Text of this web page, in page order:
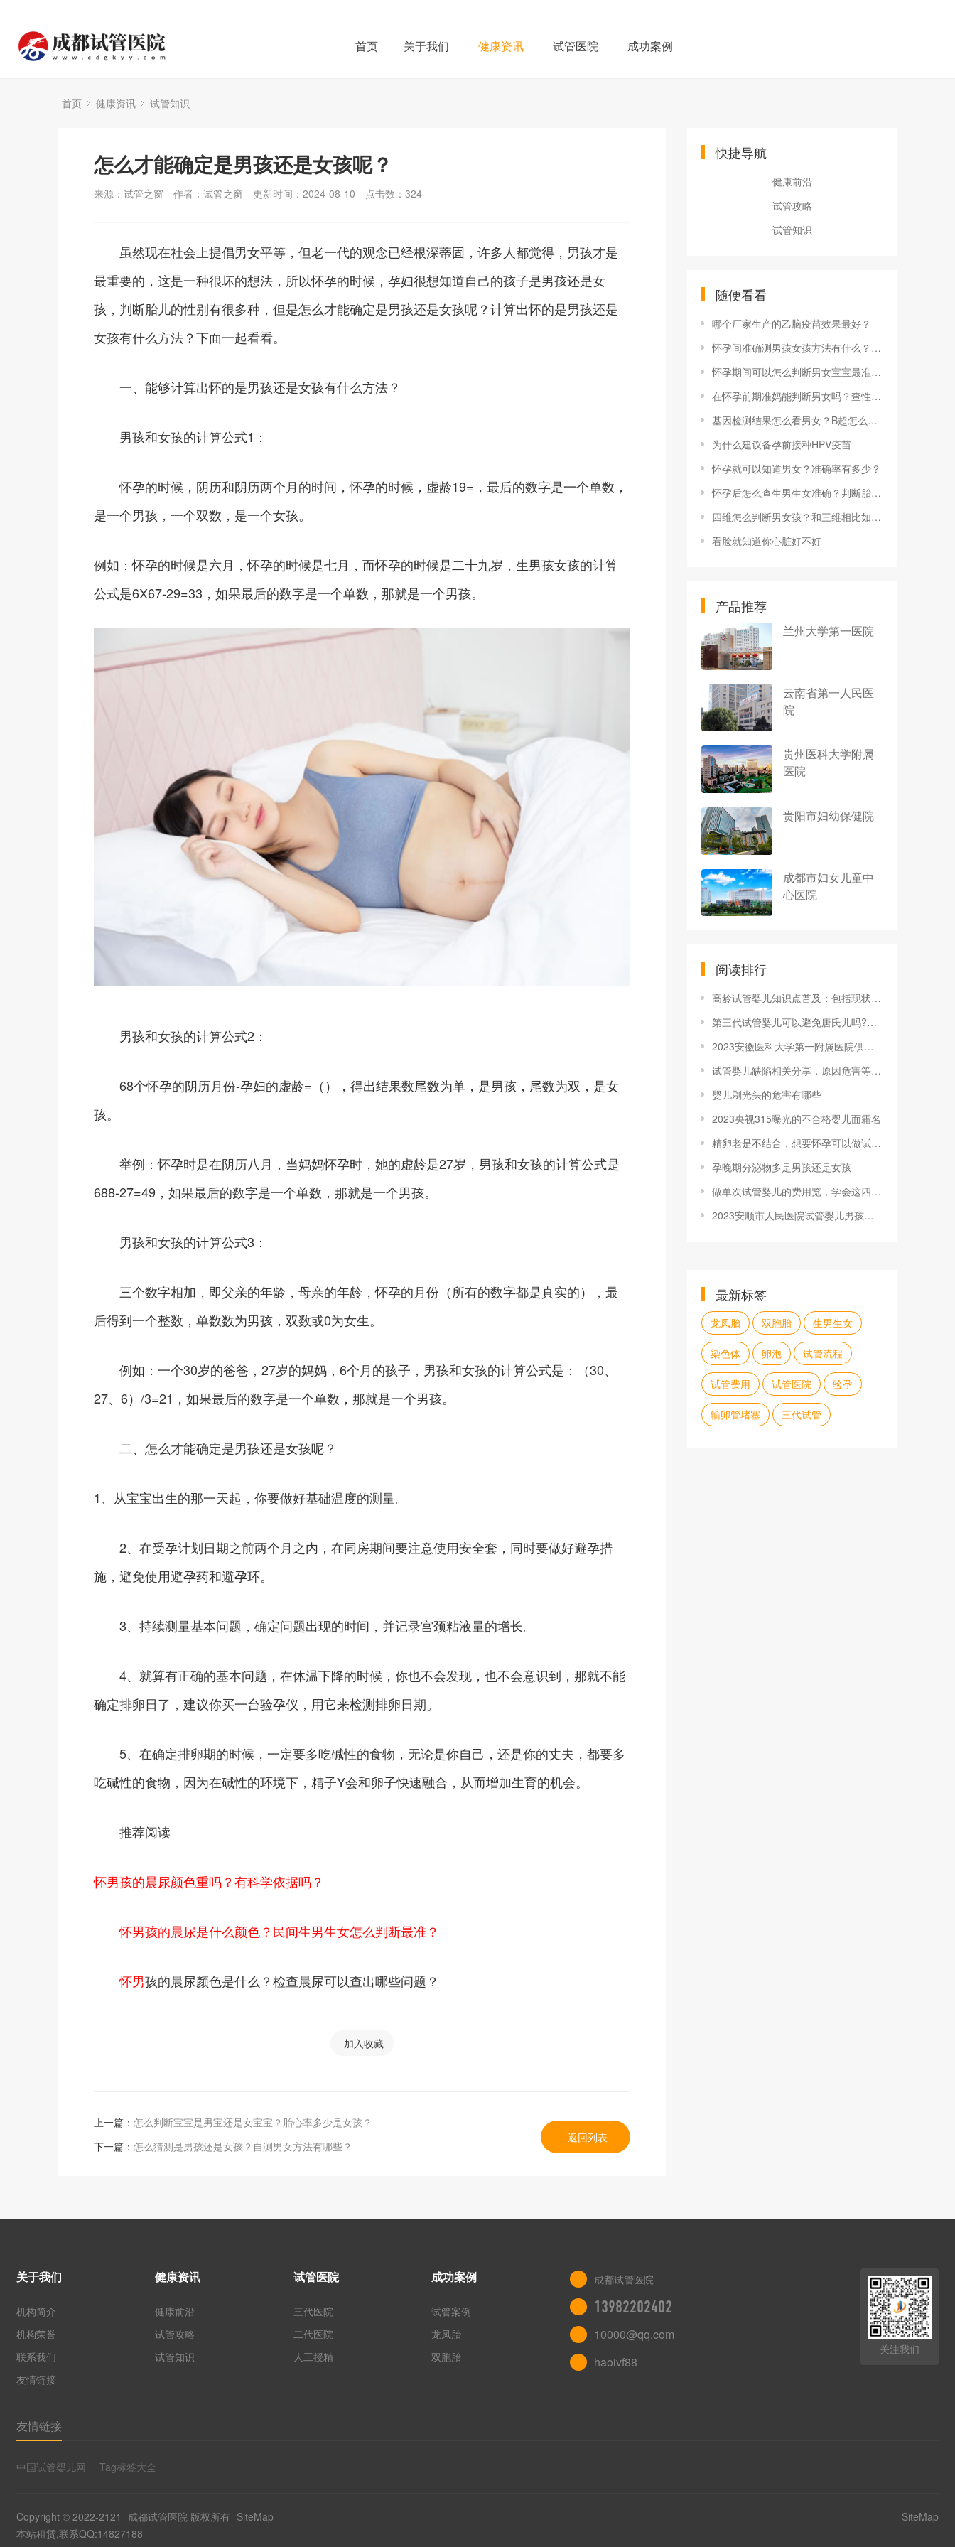
首页 关于我们 健康资讯 试管医院 成功案例
首页 健康资讯 试管知识
怎么才能确定是男孩还是女孩呢？
来源：试管之窗 作者：试管之窗 更新时间：2024-08-10 点击数： 324
虽然现在社会上提倡男女平等，但老一代的观念已经根深蒂固，许多人都觉得，男孩才是
最重要的，这是一种很坏的想法，所以怀孕的时候，孕妇很想知道自己的孩子是男孩还是女
孩，判断胎儿的性别有很多种，但是怎么才能确定是男孩还是女孩呢？计算出怀的是男孩还是
女孩有什么方法？下面一起看看。
一、能够计算出怀的是男孩还是女孩有什么方法？
男孩和女孩的计算公式1：
怀孕的时候，阴历和阴历两个月的时间，怀孕的时候，虚龄19=，最后的数字是一个单数，
是一个男孩，一个双数，是一个女孩。
例如：怀孕的时候是六月，怀孕的时候是七月，而怀孕的时候是二十九岁，生男孩女孩的计算
公式是6X67-29=33，如果最后的数字是一个单数，那就是一个男孩。
男孩和女孩的计算公式2：
68个怀孕的阴历月份-孕妇的虚龄=（），得出结果数尾数为单，是男孩，尾数为双，是女
孩。
举例：怀孕时是在阴历八月，当妈妈怀孕时，她的虚龄是27岁，男孩和女孩的计算公式是
688-27=49，如果最后的数字是一个单数，那就是一个男孩。
男孩和女孩的计算公式3：
三个数字相加，即父亲的年龄，母亲的年龄，怀孕的月份（所有的数字都是真实的），最
后得到一个整数，单数数为男孩，双数或0为女生。
例如：一个30岁的爸爸，27岁的妈妈，6个月的孩子，男孩和女孩的计算公式是：（30、
27、6）/3=21，如果最后的数字是一个单数，那就是一个男孩。
二、怎么才能确定是男孩还是女孩呢？
1、从宝宝出生的那一天起，你要做好基础温度的测量。
2、在受孕计划日期之前两个月之内，在同房期间要注意使用安全套，同时要做好避孕措
施，避免使用避孕药和避孕环。
3、持续测量基本问题，确定问题出现的时间，并记录宫颈粘液量的增长。
4、就算有正确的基本问题，在体温下降的时候，你也不会发现，也不会意识到，那就不能
确定排卵日了，建议你买一台验孕仪，用它来检测排卵日期。
5、在确定排卵期的时候，一定要多吃碱性的食物，无论是你自己，还是你的丈夫，都要多
吃碱性的食物，因为在碱性的环境下，精子Y会和卵子快速融合，从而增加生育的机会。
推荐阅读
怀男孩的晨尿颜色重吗？有科学依据吗？
怀男孩的晨尿是什么颜色？民间生男生女怎么判断最准？
怀男孩的晨尿颜色是什么？检查晨尿可以查出哪些问题？
加入收藏
上一篇： 怎么判断宝宝是男宝还是女宝宝？胎心率多少是女孩？
下一篇： 怎么猜测是男孩还是女孩？自测男女方法有哪些？
返回列表
快捷导航
健康前沿
试管攻略
试管知识
随便看看
哪个厂家生产的乙脑疫苗效果最好？
怀孕间准确测男孩女孩方法有什么？其他测性别的方法有哪些？
怀孕期间可以怎么判断男女宝宝最准？怎么看男女？
在怀孕前期准妈能判断男女吗？查性别方法有什么？
基因检测结果怎么看男女？B超怎么看男女？
为什么建议备孕前接种HPV疫苗
怀孕就可以知道男女？准确率有多少？
怀孕后怎么查生男生女准确？判断胎儿性别的方法准吗？
四维怎么判断男女孩？和三维相比如何？
看脸就知道你心脏好不好
产品推荐
兰州大学第一医院
云南省第一人民医
院
贵州医科大学附属
医院
贵阳市妇幼保健院
成都市妇女儿童中
心医院
阅读排行
高龄试管婴儿知识点普及：包括现状、孕妈会
第三代试管婴儿可以避免唐氏儿吗?做完试管
2023安徽医科大学第一附属医院供卵试管
试管婴儿缺陷相关分享，原因危害等你想知道
婴儿剃光头的危害有哪些
2023央视315曝光的不合格婴儿面霜名
精卵老是不结合，想要怀孕可以做试管婴儿吗
孕晚期分泌物多是男孩还是女孩
做单次试管婴儿的费用览，学会这四招能帮你
2023安顺市人民医院试管婴儿男孩费用要
最新标签
龙凤胎 双胞胎 生男生女
染色体 卵泡 试管流程
试管费用 试管医院 验孕
输卵管堵塞 三代试管
关于我们
机构简介
机构荣誉
联系我们
友情链接
健康资讯
健康前沿
试管攻略
试管知识
试管医院
三代医院
二代医院
人工授精
成功案例
试管案例
龙凤胎
双胞胎
成都试管医院
13982202402
10000@qq.com
haoivf88
关注我们
友情链接
中国试管婴儿网 Tag标签大全
Copyright © 2022-2121 成都试管医院 版权所有 SiteMap
本站租赁,联系QQ:14827188
SiteMap